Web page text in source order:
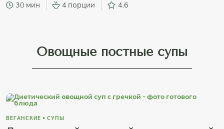
30 мин 4 порции 4.6
Овощные постные супы
ВЕГАНСКИЕ • СУПЫ